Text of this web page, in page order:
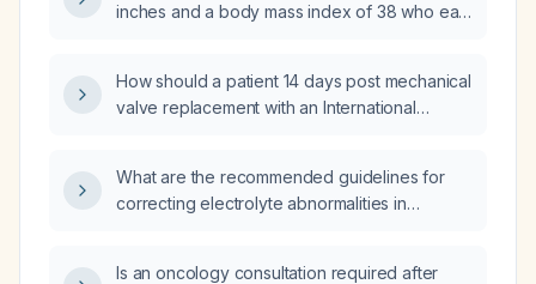
inches and a body mass index of 38 who eats
education, or stress—will most reduce his risk
of developing hypertension?
How should a patient 14 days post mechanical
valve replacement with an International
unavailable?
What are the recommended guidelines for
correcting electrolyte abnormalities in
Is an oncology consultation required after